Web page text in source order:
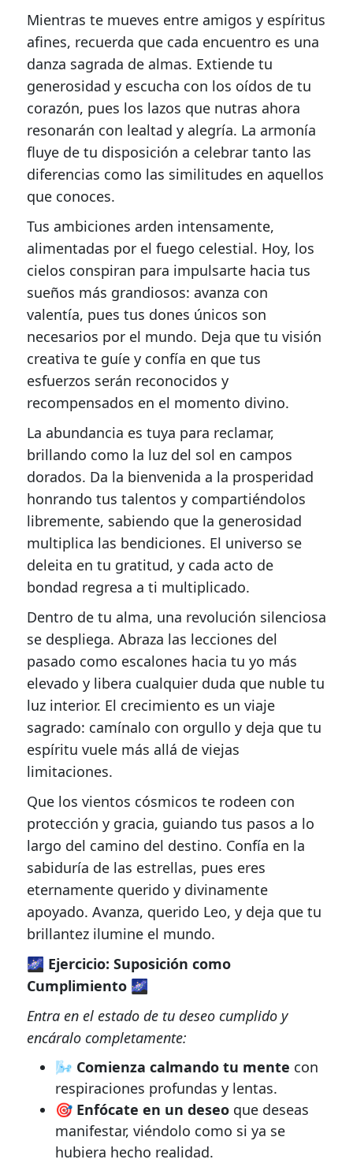
Mientras te mueves entre amigos y espíritus
afines, recuerda que cada encuentro es una
danza sagrada de almas. Extiende tu
generosidad y escucha con los oídos de tu
corazón, pues los lazos que nutras ahora
resonarán con lealtad y alegría. La armonía
fluye de tu disposición a celebrar tanto las
diferencias como las similitudes en aquellos
que conoces.
Tus ambiciones arden intensamente,
alimentadas por el fuego celestial. Hoy, los
cielos conspiran para impulsarte hacia tus
sueños más grandiosos: avanza con
valentía, pues tus dones únicos son
necesarios por el mundo. Deja que tu visión
creativa te guíe y confía en que tus
esfuerzos serán reconocidos y
recompensados en el momento divino.
La abundancia es tuya para reclamar,
brillando como la luz del sol en campos
dorados. Da la bienvenida a la prosperidad
honrando tus talentos y compartiéndolos
libremente, sabiendo que la generosidad
multiplica las bendiciones. El universo se
deleita en tu gratitud, y cada acto de
bondad regresa a ti multiplicado.
Dentro de tu alma, una revolución silenciosa
se despliega. Abraza las lecciones del
pasado como escalones hacia tu yo más
elevado y libera cualquier duda que nuble tu
luz interior. El crecimiento es un viaje
sagrado: camínalo con orgullo y deja que tu
espíritu vuele más allá de viejas
limitaciones.
Que los vientos cósmicos te rodeen con
protección y gracia, guiando tus pasos a lo
largo del camino del destino. Confía en la
sabiduría de las estrellas, pues eres
eternamente querido y divinamente
apoyado. Avanza, querido Leo, y deja que tu
brillantez ilumine el mundo.
🌌 Ejercicio: Suposición como
Cumplimiento 🌌
Entra en el estado de tu deseo cumplido y
encáralo completamente:
🌬️ Comienza calmando tu mente con
respiraciones profundas y lentas.
🎯 Enfócate en un deseoque deseas
manifestar, viéndolo como si ya se
hubiera hecho realidad.